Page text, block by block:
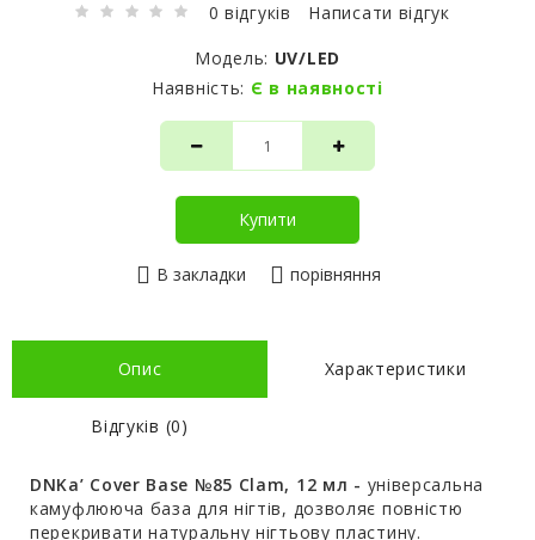
0 відгуків
Написати відгук
Модель: UV/LED
Наявність: Є в наявності
Купити
В закладки порівняння
Опис Характеристики
Відгуків (0)
DNKa’ Cover Base №85 Clam, 12 мл - універсальна
камуфлююча база для нігтів, дозволяє повністю
перекривати натуральну нігтьову пластину.